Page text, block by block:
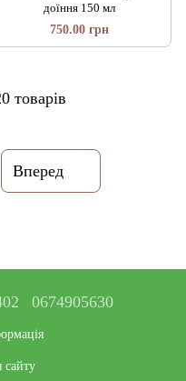
доїння 150 мл
750.00 грн
товарів
Вперед
0674905630
сайту